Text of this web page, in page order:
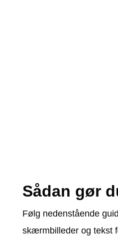
Sådan gør
Følg nedenstående
skærmbilleder og tekst